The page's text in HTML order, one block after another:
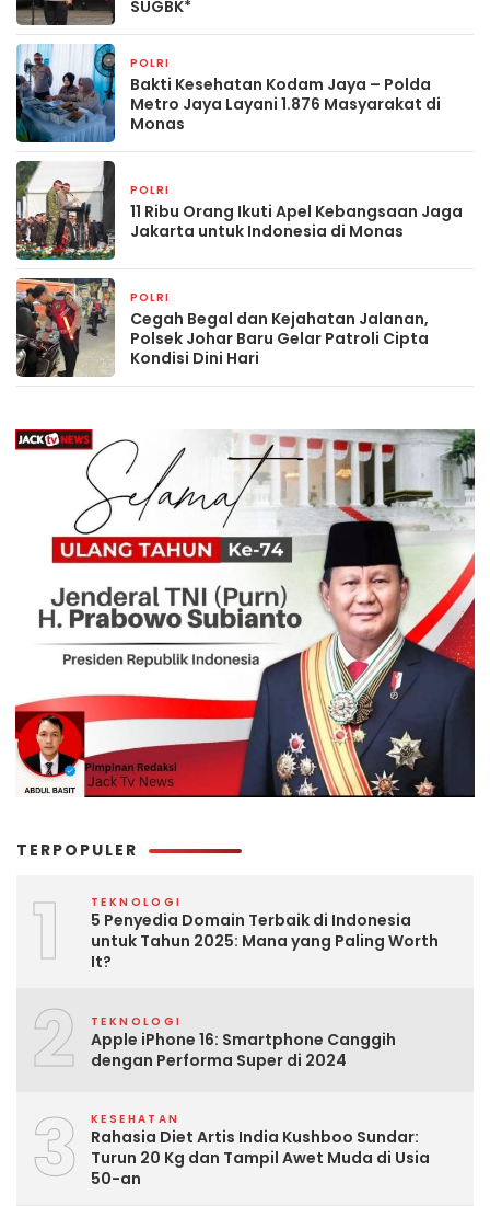
SUGBK*
POLRI
Bakti Kesehatan Kodam Jaya – Polda
Metro Jaya Layani 1.876 Masyarakat di
Monas
POLRI
11 Ribu Orang Ikuti Apel Kebangsaan Jaga
Jakarta untuk Indonesia di Monas
POLRI
Cegah Begal dan Kejahatan Jalanan,
Polsek Johar Baru Gelar Patroli Cipta
Kondisi Dini Hari
TERPOPULER
1 TEKNOLOGI
5 Penyedia Domain Terbaik di Indonesia
untuk Tahun 2025: Mana yang Paling Worth
It?
2 TEKNOLOGI
Apple iPhone 16: Smartphone Canggih
dengan Performa Super di 2024
3 KESEHATAN
Rahasia Diet Artis India Kushboo Sundar:
Turun 20 Kg dan Tampil Awet Muda di Usia
50-an